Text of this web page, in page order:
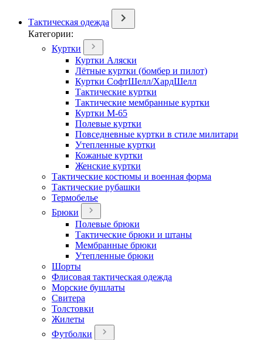
Тактическая одежда
Категории:
Куртки
Куртки Аляски
Лётные куртки (бомбер и пилот)
Куртки СофтШелл/ХардШелл
Тактические куртки
Тактические мембранные куртки
Куртки М-65
Полевые куртки
Повседневные куртки в стиле милитари
Утепленные куртки
Кожаные куртки
Женские куртки
Тактические костюмы и военная форма
Тактические рубашки
Термобелье
Брюки
Полевые брюки
Тактические брюки и штаны
Мембранные брюки
Утепленные брюки
Шорты
Флисовая тактическая одежда
Морские бушлаты
Свитера
Толстовки
Жилеты
Футболки